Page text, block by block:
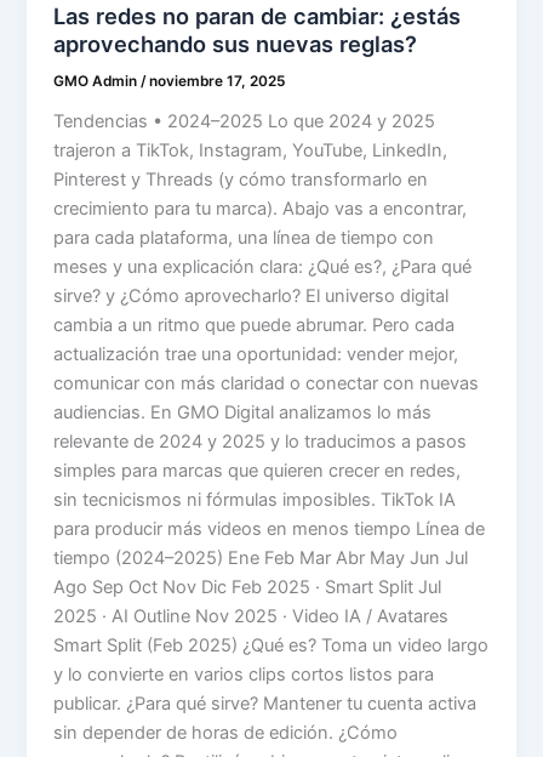
Las redes no paran de cambiar: ¿estás
aprovechando sus nuevas reglas?
GMO Admin/noviembre 17, 2025
Tendencias • 2024–2025 Lo que 2024 y 2025
trajeron a TikTok, Instagram, YouTube, LinkedIn,
Pinterest y Threads (y cómo transformarlo en
crecimiento para tu marca). Abajo vas a encontrar,
para cada plataforma, una línea de tiempo con
meses y una explicación clara: ¿Qué es?, ¿Para qué
sirve? y ¿Cómo aprovecharlo? El universo digital
cambia a un ritmo que puede abrumar. Pero cada
actualización trae una oportunidad: vender mejor,
comunicar con más claridad o conectar con nuevas
audiencias. En GMO Digital analizamos lo más
relevante de 2024 y 2025 y lo traducimos a pasos
simples para marcas que quieren crecer en redes,
sin tecnicismos ni fórmulas imposibles. TikTok IA
para producir más videos en menos tiempo Línea de
tiempo (2024–2025) Ene Feb Mar Abr May Jun Jul
Ago Sep Oct Nov Dic Feb 2025 · Smart Split Jul
2025 · AI Outline Nov 2025 · Video IA / Avatares
Smart Split (Feb 2025) ¿Qué es? Toma un video largo
y lo convierte en varios clips cortos listos para
publicar. ¿Para qué sirve? Mantener tu cuenta activa
sin depender de horas de edición. ¿Cómo